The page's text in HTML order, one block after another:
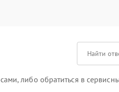
либо обратиться в